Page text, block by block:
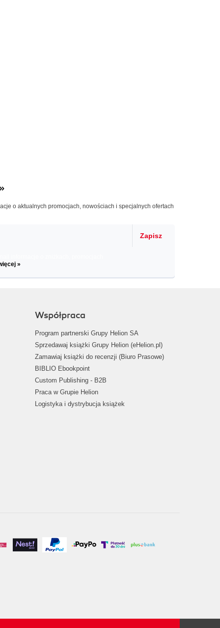
o aktualnych promocjach, nowościach i specjalnych ofertach
Zapisz
»
Współpraca
Program partnerski Grupy Helion SA
Sprzedawaj książki Grupy Helion (eHelion.pl)
Zamawiaj książki do recenzji (Biuro Prasowe)
BIBLIO Ebookpoint
Custom Publishing - B2B
Praca w Grupie Helion
Logistyka i dystrybucja książek